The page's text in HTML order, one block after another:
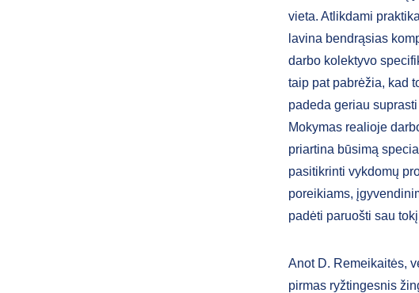
vieta. Atlikdami
lavina bendrąsias
darbo kolektyvo
taip pat pabrėžia, kad
padeda geriau
Mokymas realioje
priartina būsimą
pasitikrinti vykdomų
poreikiams,
padėti paruošti sau
Anot D. Remeikaitės,
pirmas ryžtingesnis